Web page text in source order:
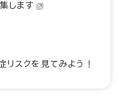
します
リスクを見てみよう！